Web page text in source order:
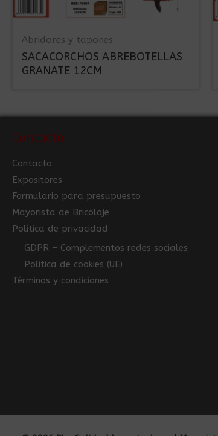
Abridores y tapones
SACACORCHOS ABREBOTELLAS
GRANATE 12CM
Contacto
Contacto
Expositores
Formulario para presupuesto
Mayorista de Bricolaje
Política de privacidad
GDPR – Complementos redes sociales
Política de cookies (UE)
Términos y condiciones